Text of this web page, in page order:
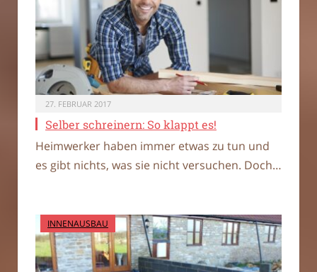
27. FEBRUAR 2017
Selber schreinern: So klappt es!
Heimwerker haben immer etwas zu tun und
es gibt nichts, was sie nicht versuchen. Doch…
INNENAUSBAU